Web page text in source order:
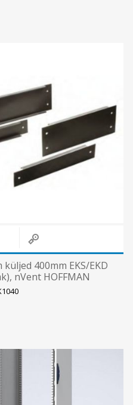
küljed 400mm EKS/EKD
nVent HOFFMAN